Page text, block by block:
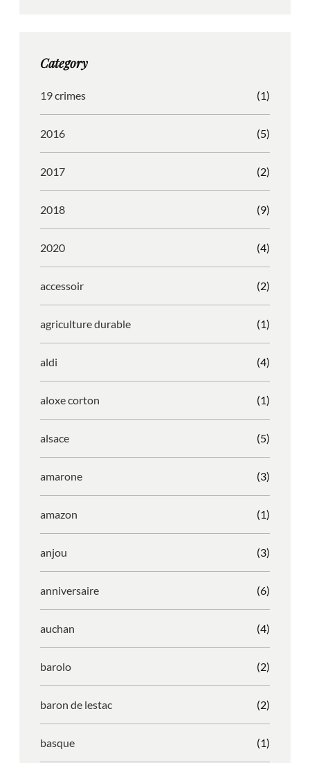
r
m
o
Category
19 crimes (1)
2016 (5)
2017 (2)
2018 (9)
2020 (4)
accessoir (2)
agriculture durable (1)
aldi (4)
aloxe corton (1)
alsace (5)
amarone (3)
amazon (1)
anjou (3)
anniversaire (6)
auchan (4)
barolo (2)
baron de lestac (2)
basque (1)